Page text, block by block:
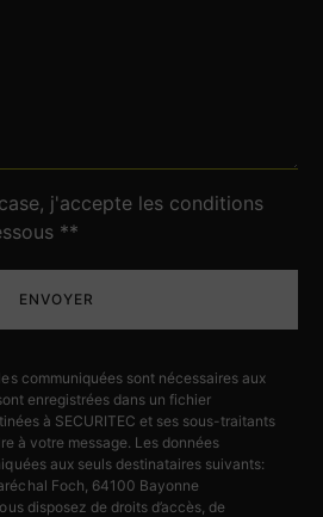
j'accepte les conditions
**
ENVOYER
communiquées sont nécessaires aux
enregistrées dans un fichier
à SECURITEC et ses sous-traitants
à votre message. Les données
aux seuls destinataires suivants:
Foch, 64100 Bayonne
disposez de droits d’accès, de